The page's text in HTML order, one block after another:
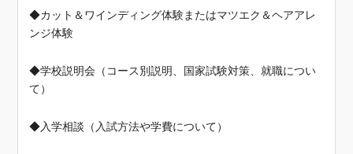
◆カット＆ワインディング体験またはマツエク＆ヘアアレ
ンジ体験
◆学校説明会（コース別説明、国家試験対策、就職につい
て）
◆入学相談（入試方法や学費について）